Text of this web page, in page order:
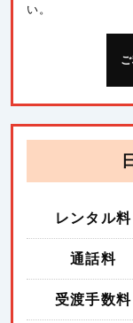
い。
レンタル料
通話料
受渡手数料